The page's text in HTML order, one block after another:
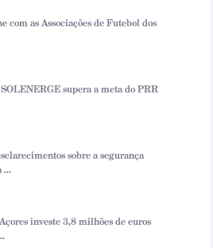
com as Associações de Futebol dos
supera a meta do PRR
sobre a segurança
...
investe 3,8 milhões de euros